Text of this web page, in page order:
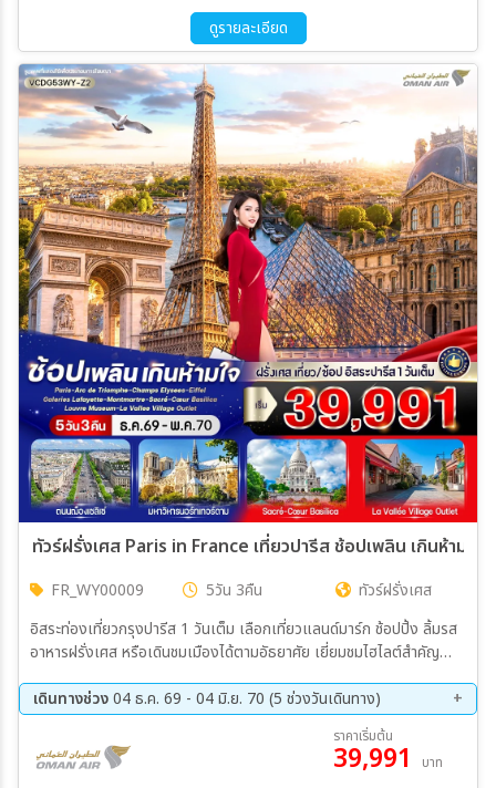
ค้นหา
ถิ่น - Omelette de la mère Poulard - สเต๊กเนื้อรสเลิศ พร้อมไวน์
บอร์โดซ์
06 เม.ย. 70 - 17 เม.ย. 70
12 มิ.ย. 70 - 23 มิ.ย. 70
24 ก.ค. 70 - 04 ส.ค. 70
11 ส.ค. 70 - 22 ส.ค. 70
15 ก.ย. 70 - 26 ก.ย. 70
06 ต.ค. 70 - 17 ต.ค. 70
20 ต.ค. 70 - 31 ต.ค. 70
ดูรายละเอียด
ทัวร์ฝรั่งเศส Paris in France เที่ยวปารีส ช้อปเพลิน เกินห้ามใจ
FR_WY00009 5วัน 3คืน
ทัวร์ฝรั่งเศส
อิสระท่องเที่ยวกรุงปารีส 1 วันเต็ม เลือกเที่ยวแลนด์มาร์ก ช้อปปิ้ง ลิ้มรส
อาหารฝรั่งเศส หรือเดินชมเมืองได้ตามอัธยาศัย เยี่ยมชมไฮไลต์สำคัญ
เซ มหาวิหารซาเครเกอร์ และถ่ายรูปหน้าพิพิธภัณฑ์ลูฟวร์ ปิดท้ายด้วยการ
ช้อปปิ้งที่แกลเลอรี ลาฟาแยตต์ หรือ La Vallée Village Outlet กับ
แบรนด์ดังในราคาสุดคุ้ม
เดินทางช่วง04 ธ.ค. 69 - 04 มิ.ย. 70 (5 ช่วงวันเดินทาง)
29 ธ.ค. 69 - 02 ม.ค. 70
18 ก.พ. 70 - 22 ก.พ. 70
17 พ.ค. 70 - 21 พ.ค. 70
31 พ.ค. 70 - 04 มิ.ย. 70
ราคาเริ่มต้น
39,991 บาท